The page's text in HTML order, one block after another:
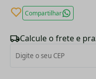
Compartilhar
Calcule o frete e